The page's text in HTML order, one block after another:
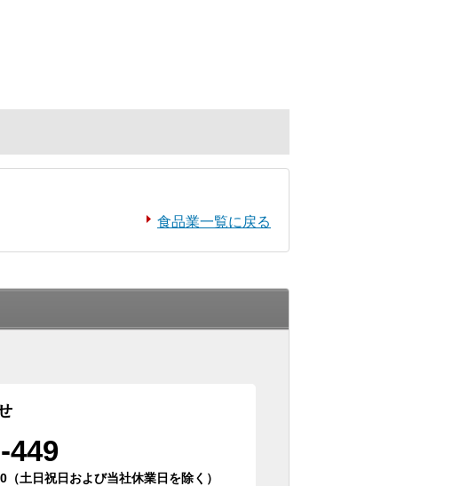
食品業一覧に戻る
449
土日祝日および当社休業日を除く）